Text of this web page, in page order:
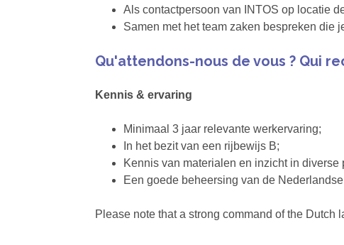
Als contactpersoon van INTOS op locatie
Samen met het team zaken bespreken die
Qu'attendons-nous de vous ? Qui
Kennis & ervaring
Minimaal 3 jaar relevante werkervaring;
In het bezit van een rijbewijs B;
Kennis van materialen en inzicht in diverse
Een goede beheersing van de
Please note that a strong command of the